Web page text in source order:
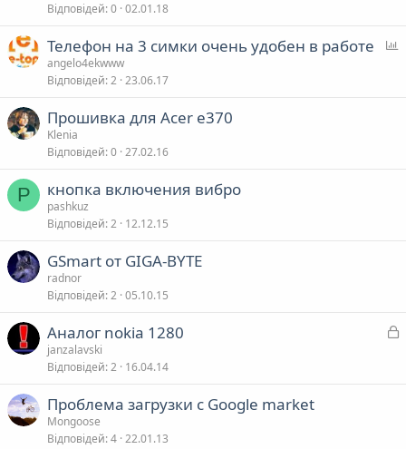
я
Відповідей 0 02.01.18
Телефон на 3 симки очень удобен в работе
angelo4ekwww
Відповідей 2 23.06.17
Прошивка для Acer e370
Klenia
Відповідей 0 27.02.16
P кнопка включения вибро
pashkuz
Відповідей 2 12.12.15
GSmart от GIGA-BYTE
radnor
Відповідей 2 05.10.15
З
Аналог nokia 1280
janzalavski
Відповідей 2 16.04.14
Проблема загрузки с Google market
Mongoose
Відповідей 4 22.01.13